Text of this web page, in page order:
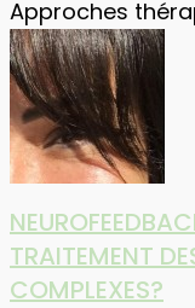
Approches
TRAITEMENT
COMPLEXES?